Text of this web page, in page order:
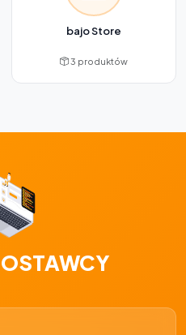
bajo Store
3 produktów